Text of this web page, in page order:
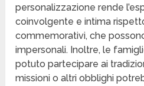
personalizzazione rende
coinvolgente e intima
commemorativi, che
impersonali. Inoltre, le
potuto partecipare ai
missioni o altri obblighi